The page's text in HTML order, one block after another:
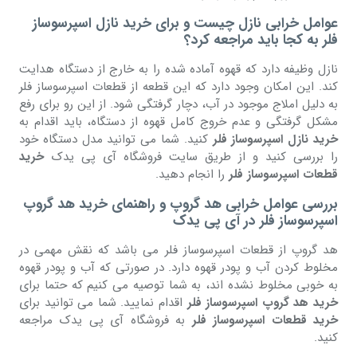
عوامل خرابی نازل چیست و برای خرید نازل اسپرسوساز
فلر به کجا باید مراجعه کرد؟
نازل وظیفه دارد که قهوه آماده شده را به خارج از دستگاه هدایت
کند. این امکان وجود دارد که این قطعه از قطعات اسپرسوساز فلر
به دلیل املاج موجود در آب، دچار گرفتگی شود. از این رو برای رفع
مشکل گرفتگی و عدم خروج کامل قهوه از دستگاه، باید اقدام به
خرید نازل اسپرسوساز فلر کنید. شما می توانید مدل دستگاه خود
را بررسی کنید و از طریق سایت فروشگاه آی پی یدکخرید
قطعات اسپرسوساز فلر را انجام دهید.
بررسی عوامل خرابی هد گروپ و راهنمای خرید هد گروپ
اسپرسوساز فلر در آی پی یدک
هد گروپ از قطعات اسپرسوساز فلر می باشد که نقش مهمی در
مخلوط کردن آب و پودر قهوه دارد. در صورتی که آب و پودر قهوه
به خوبی مخلوط نشده اند، به شما توصیه می کنیم که حتما برای
خرید هد گروپ اسپرسوساز فلر اقدام نمایید. شما می توانید برای
خرید قطعات اسپرسوساز فلر به فروشگاه آی پی یدک مراجعه
کنید.